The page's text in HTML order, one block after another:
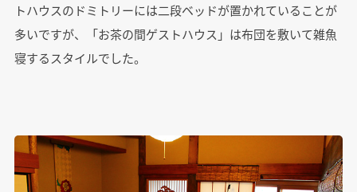
トハウスのドミトリーには二段ベッドが置かれていることが
多いですが、「お茶の間ゲストハウス」は布団を敷いて雑魚
寝するスタイルでした。